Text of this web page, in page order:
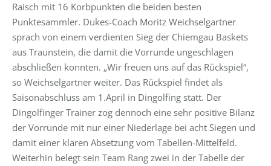
Raisch mit 16 Korbpunkten die beiden besten
Punktesammler. Dukes-Coach Moritz Weichselgartner
sprach von einem verdienten Sieg der Chiemgau Baskets
aus Traunstein, die damit die Vorrunde ungeschlagen
abschließen konnten. „Wir freuen uns auf das Rückspiel“,
so Weichselgartner weiter. Das Rückspiel findet als
Saisonabschluss am 1.April in Dingolfing statt. Der
Dingolfinger Trainer zog dennoch eine sehr positive Bilanz
der Vorrunde mit nur einer Niederlage bei acht Siegen und
damit einer klaren Absetzung vom Tabellen-Mittelfeld.
Weiterhin belegt sein Team Rang zwei in der Tabelle der